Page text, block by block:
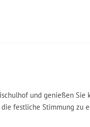
und genießen Sie
festliche Stimmung zu